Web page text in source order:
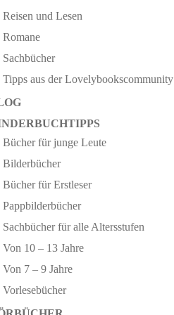
Reisen und Lesen
Romane
Sachbücher
Tipps aus der Lovelybookscommunity
Bücher für junge Leute
Bilderbücher
Bücher für Erstleser
Pappbilderbücher
Sachbücher für alle Altersstufen
Von 10 – 13 Jahre
Von 7 – 9 Jahre
Vorlesebücher